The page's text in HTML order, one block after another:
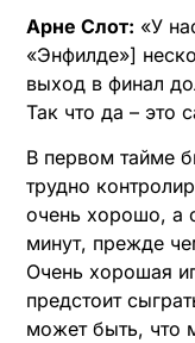
Арне Слот: «У
«Энфилде»]
выход в финал
Так что да – это
В первом тайме
трудно
очень хорошо, а
минут, прежде
Очень хорошая
предстоит
может быть, что